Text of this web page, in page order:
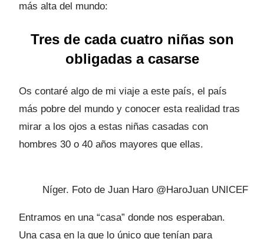
más alta del mundo:
Tres de cada cuatro niñas son
obligadas a casarse
Os contaré algo de mi viaje a este país, el país
más pobre del mundo y conocer esta realidad tras
mirar a los ojos a estas niñas casadas con
hombres 30 o 40 años mayores que ellas.
Níger. Foto de Juan Haro @HaroJuan UNICEF
Entramos en una “casa” donde nos esperaban.
Una casa en la que lo único que tenían para